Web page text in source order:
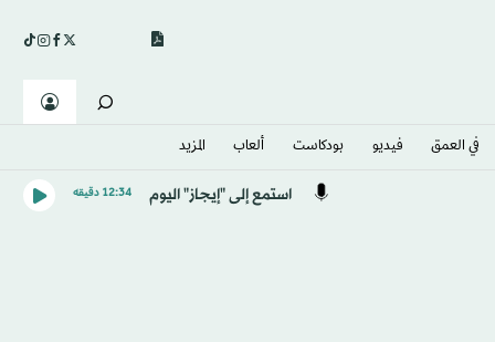
في العمق فيديو بودكاست ألعاب المزيد
استمع إلى "إيجاز" اليوم 12:34 دقيقه